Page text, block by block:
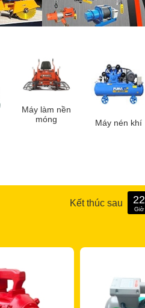
Máy làm nền
móng
Máy nén khí
Kết thúc sau 22
Giờ